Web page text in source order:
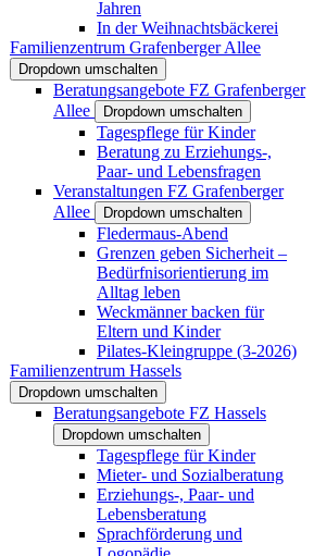
Jahren
In der Weihnachtsbäckerei
Familienzentrum Grafenberger Allee
Dropdown umschalten
Beratungsangebote FZ Grafenberger
Allee
Dropdown umschalten
Tagespflege für Kinder
Beratung zu Erziehungs-,
Paar- und Lebensfragen
Veranstaltungen FZ Grafenberger
Allee
Dropdown umschalten
Fledermaus-Abend
Grenzen geben Sicherheit –
Bedürfnisorientierung im
Alltag leben
Weckmänner backen für
Eltern und Kinder
Pilates-Kleingruppe (3-2026)
Familienzentrum Hassels
Dropdown umschalten
Beratungsangebote FZ Hassels
Dropdown umschalten
Tagespflege für Kinder
Mieter- und Sozialberatung
Erziehungs-, Paar- und
Lebensberatung
Sprachförderung und